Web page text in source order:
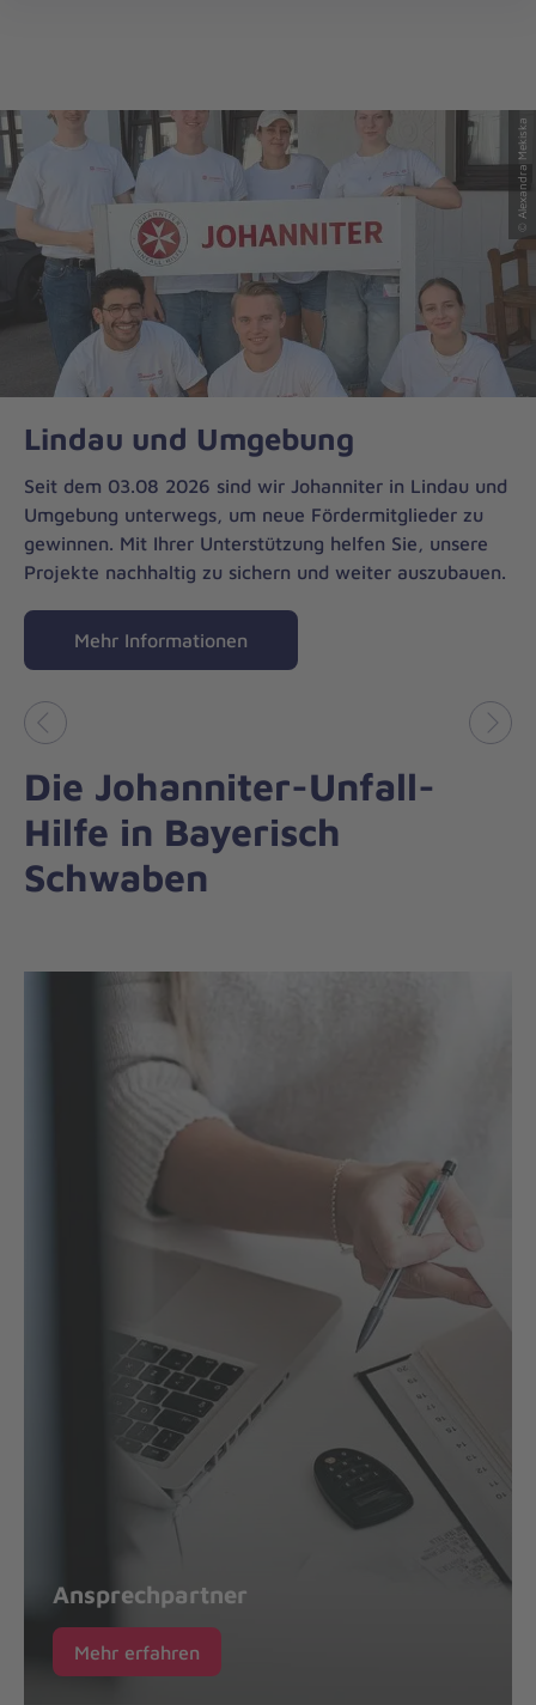
© Alexandra Mekiska
Lindau und Umgebung
Seit dem 03.08 2026 sind wir Johanniter in Lindau und
Umgebung unterwegs, um neue Fördermitglieder zu
gewinnen. Mit Ihrer Unterstützung helfen Sie, unsere
Projekte nachhaltig zu sichern und weiter auszubauen.
Mehr Informationen
Vorheriges
Die Johanniter-Unfall-
Hilfe in Bayerisch
Schwaben
Ansprechpartner
Mehr erfahren